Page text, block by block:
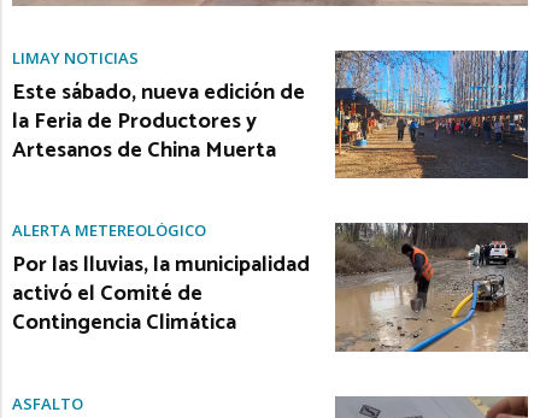
LIMAY NOTICIAS
Este sábado, nueva edición de
la Feria de Productores y
Artesanos de China Muerta
ALERTA METEREOLÓGICO
Por las lluvias, la municipalidad
activó el Comité de
Contingencia Climática
ASFALTO